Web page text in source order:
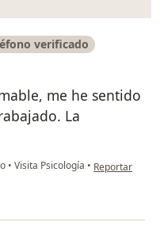
verificado
me he sentido
La
• Visita Psicología • en opinión del
Reportar